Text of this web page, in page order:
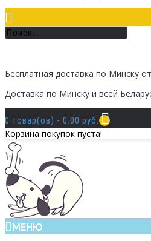
Бесплатная доставка по Минску
Доставка по Минску и всей
0 товар(ов) - 0.00 руб.
Корзина покупок пуста!
МЕНЮ